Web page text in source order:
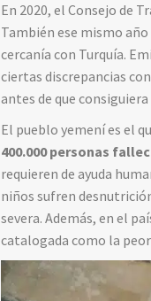
En 2020, el Consejo de
También ese mismo
cercanía con Turquía.
ciertas discrepancias
antes de que consiguiera
El pueblo yemení es el
400.000 personas
requieren de ayuda
niños sufren
severa. Además, en el
catalogada como la